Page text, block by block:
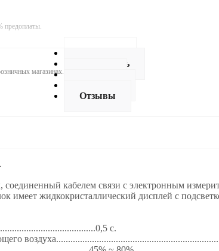
предоплаты.
магазинах.
Как купить
Отзывы
соединенный кабелем связи с электронным
имеет жидкокристаллический дисплей с
с.